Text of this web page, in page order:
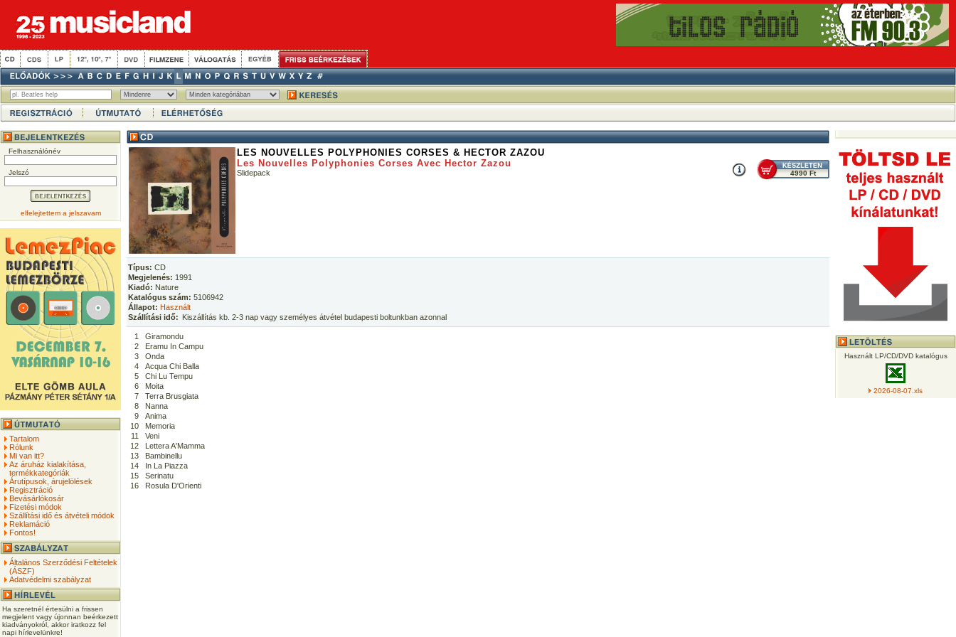
Felhasználónév
Jelszó
elfelejtettem a jelszavam
Tartalom
Rólunk
Mi van itt?
Az áruház kialakítása,
termékkategóriák
Árutípusok, árujelölések
Regisztráció
Bevásárlókosár
Fizetési módok
Szállítási idő és átvételi módok
Reklamáció
Fontos!
Általános Szerződési Feltételek
(ÁSZF)
Adatvédelmi szabályzat
Ha szeretnél értesülni a frissen
megjelent vagy újonnan beérkezett
kiadványokról, akkor iratkozz fel
napi hírlevelünkre!
LES NOUVELLES POLYPHONIES CORSES & HECTOR ZAZOU
Les Nouvelles Polyphonies Corses Avec Hector Zazou
Slidepack 4990 Ft
Típus: CD
Megjelenés: 1991
Kiadó: Nature
Katalógus szám: 5106942
Állapot: Használt
Szállítási idő: Kiszállítás kb. 2-3 nap vagy személyes átvétel budapesti boltunkban azonnal
1
Giramondu
2
Eramu In Campu
3
Onda
4
Acqua Chi Balla
5
Chi Lu Tempu
6
Moita
7
Terra Brusgiata
8
Nanna
9
Anima
10
Memoria
11
Veni
12
Lettera A'Mamma
13
Bambinellu
14
In La Piazza
15
Serinatu
16
Rosula D'Orienti
Használt LP/CD/DVD katalógus
2026-08-07.xls